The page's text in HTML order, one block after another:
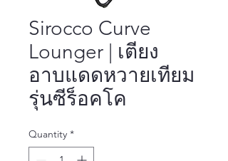
Sirocco Curve
Lounger | เตียง
อาบแดดหวายเทียม
รุ่นซีร็อคโค
Quantity *